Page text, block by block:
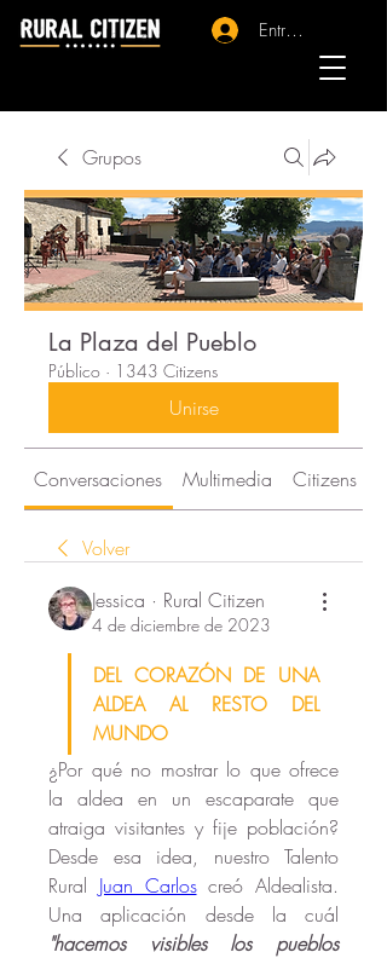
Entrar - Registro
Grupos
La Plaza del Pueblo
Público · 1343 Citizens
Unirse
Conversaciones Multimedia Citizens
Volver
Jessica · Rural Citizen
4 de diciembre de 2023
DEL CORAZÓN DE UNA
ALDEA AL RESTO DEL
MUNDO
¿Por qué no mostrar lo que ofrece
la aldea en un escaparate que
atraiga visitantes y fije población?
Desde esa idea, nuestro Talento
Rural Juan Carlos creó Aldealista.
"hacemos visibles los pueblos